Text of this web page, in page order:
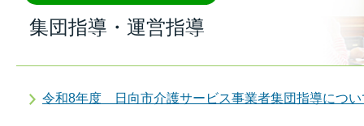
集団指導・運営指導
令和8年度 日向市介護サービス事業者集団指導につい